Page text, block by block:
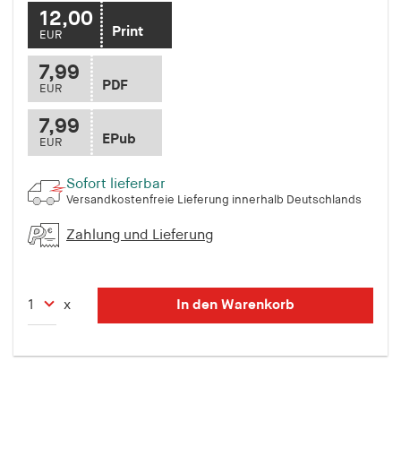
12,00
EUR Print
7,99
EUR PDF
7,99
EUR EPub
Sofort lieferbar
Versandkostenfreie Lieferung innerhalb Deutschlands
Zahlung und Lieferung
x In den Warenkorb